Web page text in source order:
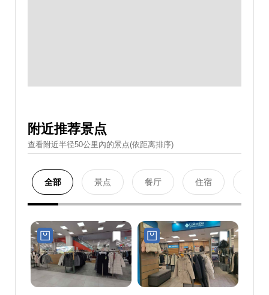
附近推荐景点
查看附近半径50公里內的景点(依距离排序)
全部 景点 餐厅 住宿